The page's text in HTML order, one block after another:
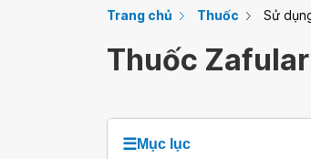
Trang chủ Thuốc Sử
Thuốc
☰Mục lục